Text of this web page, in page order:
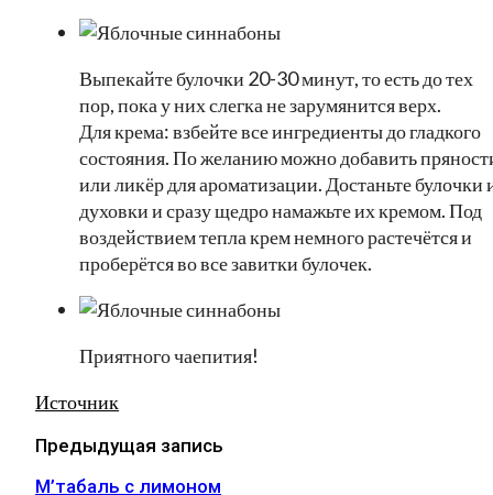
Выпекайте булочки 20-30 минут, то есть до тех
пор, пока у них слегка не зарумянится верх.
Для крема: взбейте все ингредиенты до гладкого
состояния. По желанию можно добавить
или ликёр для ароматизации. Достаньте булочки
духовки и сразу щедро намажьте их кремом. Под
воздействием тепла крем немного растечётся и
проберётся во все завитки булочек.
Приятного чаепития!
Источник
Предыдущая запись
М’табаль с лимоном